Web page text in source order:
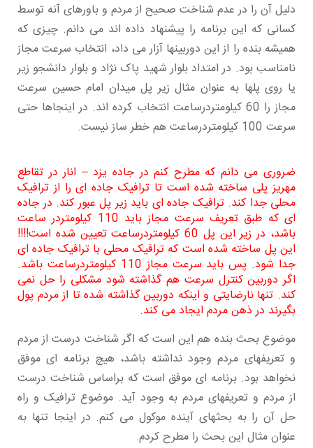
دلیل آن را در عدم شناخت صحیح از مردم و باورهای آنه توسط
کسانی که این برنامه را پیشنهاد داده اند می دانم. چیزی که
همیشه بنده را از این دوربینها آزار می داد، انتخاب سرعت مجاز
نامناسب بود. در امتداد بلوار شهید پاک نژاد و بلوار دانشجو زیر
یا روی پلها به عنوان مثال زیر پل میدان امام حسین سرعت
مجاز را 60 کیلومتردرساعت انتخاب کرده اند. در اینجاها حتی
سرعت 100 کیلومتردرساعت هم خطر ساز نیست.
ضروری می دانم که مطرح کنم در جاده یزد – انار در تقاطع
مهریز پلی ساخته شده است تا ترافیک جاده ای را از ترافیک
محلی جدا کند. ترافیک جاده ای باید زیر پل عبور کند. در جاده
ای که طبق تعریف سرعت مجاز باید 110 کیلومتردر ساعت
باشد، در زیر این پل 60 کیلومتردرساعت تعیین شده است!!!!
این پل ساخته شده است که ترافیک محلی با ترافیک جاده ای
جدا شود. پس باید سرعت مجاز 110 کیلومتردرساعت باشد.
اگر دوربین کنترل سرعت هم گذاشته شود مشکلی را حل نمی
کند. تنها نارضایتی و اینکه دوربین گذاشته شده تا از مردم پول
بگیرند در ذهن مردم ایجاد می کند.
موضوع بحث بنده هم این است که اگر شناخت درست از مردم
و تعریفهای مردم وجود نداشته باشد، هیچ برنامه ای موفق
نخواهد بود. برنامه ای موفق است که براساس شناخت درست
از مردم و تعریفهای مردم به وجود آید. موضوع ترافیک و راه
حل آن را به بحثهای آینده موکول می کنم. در اینجا تنها به
عنوان مثال این بحث را مطرح کردم.